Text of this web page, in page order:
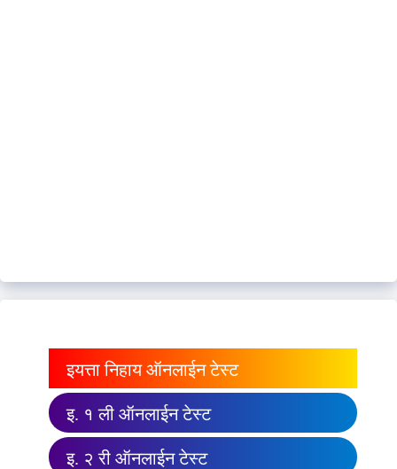
इयत्ता निहाय ऑनलाईन टेस्ट
इ. १ ली ऑनलाईन टेस्ट
इ. २ री ऑनलाईन टेस्ट